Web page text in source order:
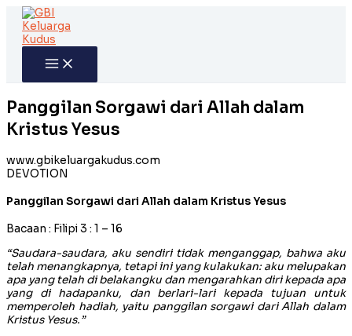
Skip
content
Panggilan Sorgawi dari Allah dalam
Kristus Yesus
www.gbikeluargakudus.com
DEVOTION
Panggilan Sorgawi dari Allah dalam Kristus Yesus
Bacaan : Filipi 3 : 1 – 16
“Saudara-saudara, aku sendiri tidak menganggap, bahwa aku
telah menangkapnya, tetapi ini yang kulakukan: aku melupakan
apa yang telah di belakangku dan mengarahkan diri kepada apa
yang di hadapanku, dan berlari-lari kepada tujuan untuk
memperoleh hadiah, yaitu panggilan sorgawi dari Allah dalam
Kristus Yesus.”